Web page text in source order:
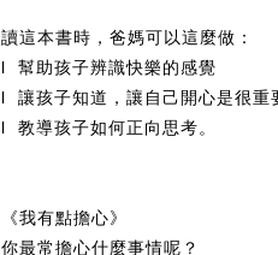
讀這本書時，爸媽可以這麼做：
l 幫助孩子辨識快樂的感覺
l 讓孩子知道，讓自己開心是很重
l 教導孩子如何正向思考。
《我有點擔心》
你最常擔心什麼事情呢？